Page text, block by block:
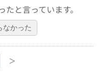
と言っています。
なかった
＞